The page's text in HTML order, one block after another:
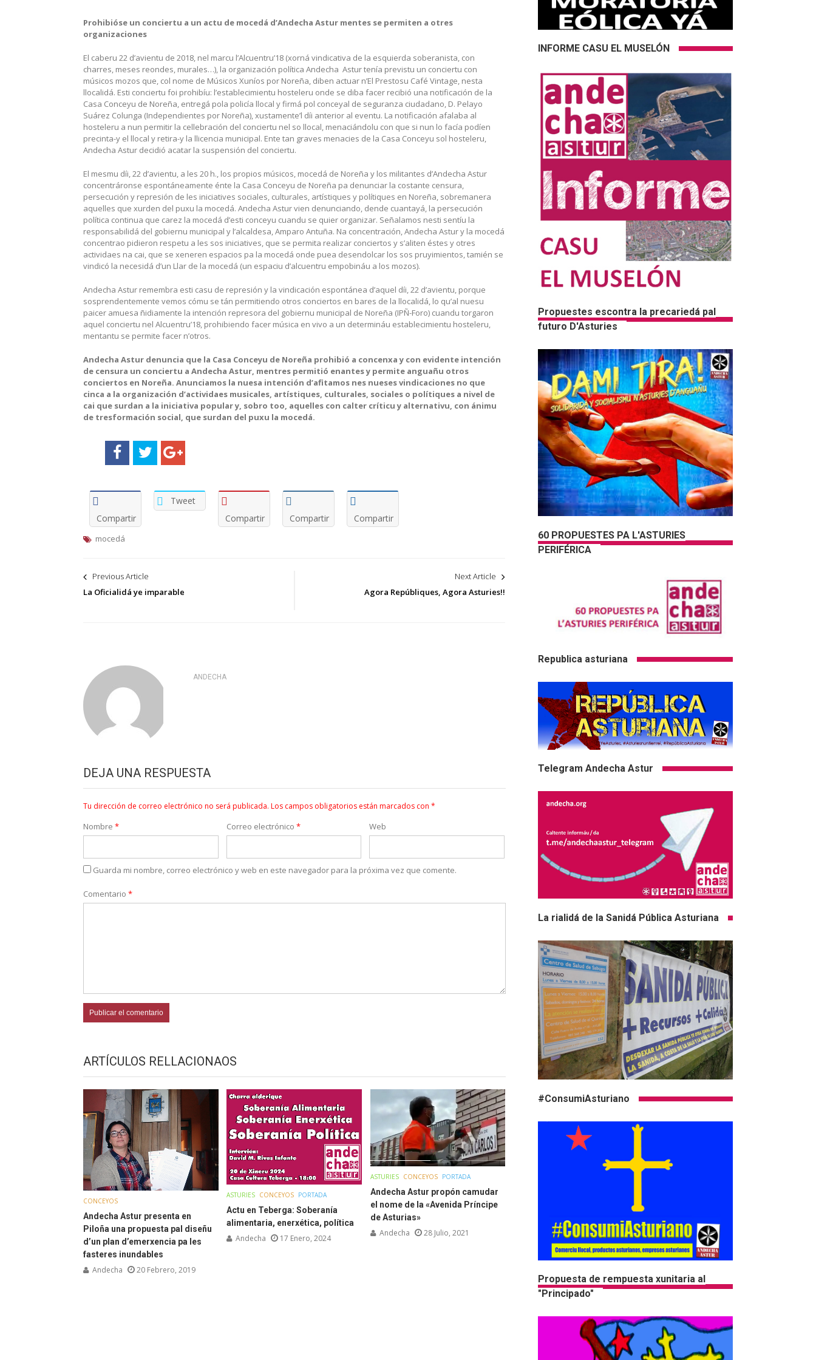
Prohibióse un conciertu a un actu de mocedá d’Andecha Astur mentes se permiten a otres
organizaciones
El caberu 22 d’avientu de 2018, nel marcu l’Alcuentru’18 (xorná vindicativa de la esquierda soberanista, con
charres, meses reondes, murales…), la organización política Andecha Astur tenía previstu un conciertu con
músicos mozos que, col nome de Músicos Xuníos por Noreña, diben actuar n’El Prestosu Café Vintage, nesta
llocalidá. Esti conciertu foi prohibíu: l’establecimientu hosteleru onde se diba facer recibió una notificación de la
Casa Conceyu de Noreña, entregá pola policía llocal y firmá pol conceyal de seguranza ciudadano, D. Pelayo
Suárez Colunga (Independientes por Noreña), xustamente’l díi anterior al eventu. La notificación afalaba al
hosteleru a nun permitir la cellebración del conciertu nel so llocal, menaciándolu con que si nun lo facía podíen
precinta-y el llocal y retira-y la llicencia municipal. Ente tan graves menacies de la Casa Conceyu sol hosteleru,
Andecha Astur decidió acatar la suspensión del conciertu.
El mesmu díi, 22 d’avientu, a les 20 h., los propios músicos, mocedá de Noreña y los militantes d’Andecha Astur
concentráronse espontáneamente énte la Casa Conceyu de Noreña pa denunciar la costante censura,
persecución y represión de les iniciatives sociales, culturales, artístiques y polítiques en Noreña, sobremanera
aquelles que xurden del puxu la mocedá. Andecha Astur vien denunciando, dende cuantayá, la persecución
política continua que carez la mocedá d’esti conceyu cuandu se quier organizar. Señalamos nesti sentíu la
responsabilidá del gobiernu municipal y l’alcaldesa, Amparo Antuña. Na concentración, Andecha Astur y la mocedá
concentrao pidieron respetu a les sos iniciatives, que se permita realizar conciertos y s’aliten éstes y otres
actividaes na cai, que se xeneren espacios pa la mocedá onde puea desendolcar los sos pruyimientos, tamién se
vindicó la necesidá d’un Llar de la mocedá (un espaciu d’alcuentru empobináu a los mozos).
Andecha Astur remembra esti casu de represión y la vindicación espontánea d’aquel díi, 22 d’avientu, porque
sosprendentemente vemos cómu se tán permitiendo otros conciertos en bares de la llocalidá, lo qu’al nuesu
paicer amuesa ñidiamente la intención represora del gobiernu municipal de Noreña (IPÑ-Foro) cuandu torgaron
aquel conciertu nel Alcuentru’18, prohibiendo facer música en vivo a un determináu establecimientu hosteleru,
mentantu se permite facer n’otros.
Andecha Astur denuncia que la Casa Conceyu de Noreña prohibió a concenxa y con evidente intención
de censura un conciertu a Andecha Astur, mentres permitió enantes y permite anguañu otros
conciertos en Noreña. Anunciamos la nuesa intención d’afitamos nes nueses vindicaciones no que
cinca a la organización d’actividaes musicales, artístiques, culturales, sociales o polítiques a nivel de
cai que surdan a la iniciativa popular y, sobro too, aquelles con calter críticu y alternativu, con ánimu
de tresformación social, que surdan del puxu la mocedá.
Compartir
Tweet
Compartir
Compartir Compartir
mocedá
Navegación
de
Previous Article
La Oficialidá ye imparable
Next Article
Agora Repúbliques, Agora Asturies!!
ANDECHA
DEJA UNA RESPUESTA
Tu dirección de correo electrónico no será publicada. Los campos obligatorios están marcados con *
Nombre * Correo electrónico * Web
Guarda mi nombre, correo electrónico y web en este navegador para la próxima vez que comente.
Comentario *
ARTÍCULOS RELLACIONAOS
CONCEYOS
Andecha Astur presenta en
Piloña una propuesta pal diseñu
d’un plan d’emerxencia pa les
fasteres inundables
Andecha 20 Febrero, 2019
ASTURIES CONCEYOS PORTADA
Actu en Teberga: Soberanía
alimentaria, enerxética, política
Andecha 17 Enero, 2024
ASTURIES CONCEYOS PORTADA
Andecha Astur propón camudar
el nome de la «Avenida Príncipe
de Asturias»
Andecha 28 Julio, 2021
INFORME CASU EL MUSELÓN
Propuestes escontra la precariedá pal
futuro D'Asturies
60 PROPUESTES PA L'ASTURIES
PERIFÉRICA
Republica asturiana
Telegram Andecha Astur
La rialidá de la Sanidá Pública Asturiana
#ConsumiAsturiano
Propuesta de rempuesta xunitaria al
"Principado"